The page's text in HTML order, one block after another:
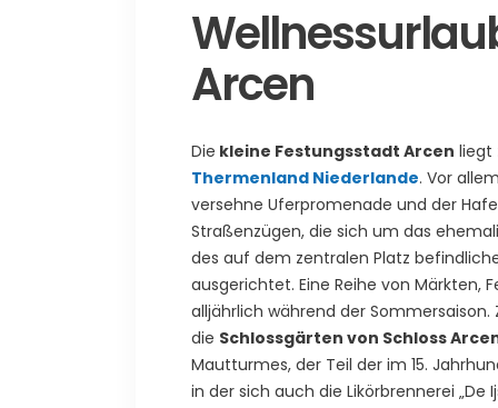
Arcen
Die kleine Festungsstadt Arcen liegt
Thermenland Niederlande. Vor
versehne Uferpromenade und der
Straßenzügen, die sich um das
des auf dem zentralen Platz
ausgerichtet. Eine Reihe von Märkten,
alljährlich während der
die Schlossgärten von Schloss
Mautturmes, der Teil der im 15.
in der sich auch die Likörbrennerei